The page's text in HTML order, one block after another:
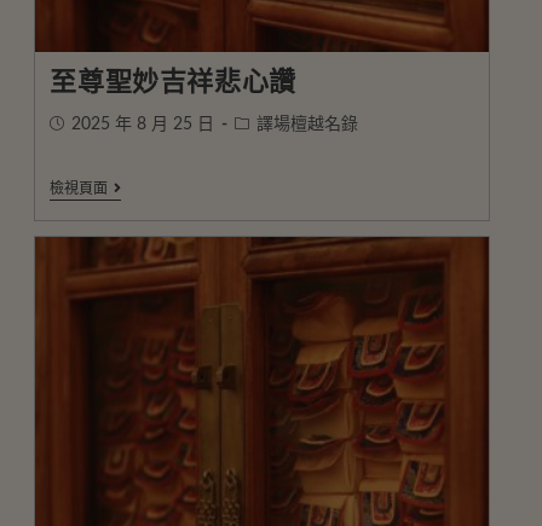
至尊聖妙吉祥悲心讚
2025 年 8 月 25 日 譯場檀越名錄
檢視頁面